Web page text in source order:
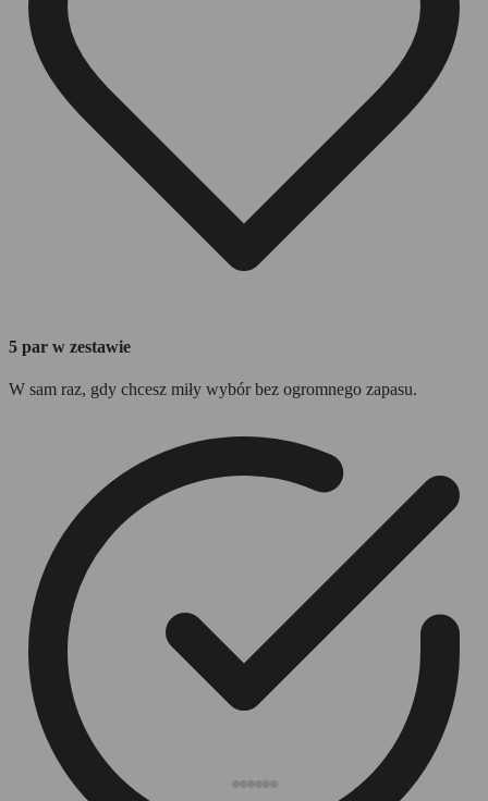
5 par w zestawie
W sam raz, gdy chcesz miły wybór bez ogromnego zapasu.